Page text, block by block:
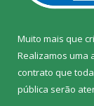
Muito mais que
Realizamos uma
contrato que
pública serão